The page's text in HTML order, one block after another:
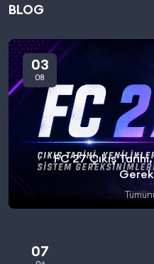
BLOG
03
08
FC 27 Çıkış
07